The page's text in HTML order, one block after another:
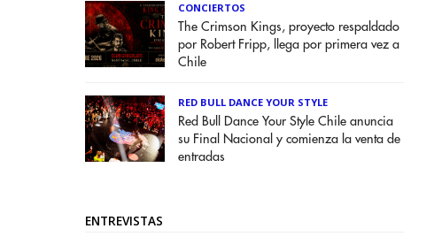
CONCIERTOS
The Crimson Kings, proyecto respaldado
por Robert Fripp, llega por primera vez a
Chile
RED BULL DANCE YOUR STYLE
Red Bull Dance Your Style Chile anuncia
su Final Nacional y comienza la venta de
entradas
ENTREVISTAS